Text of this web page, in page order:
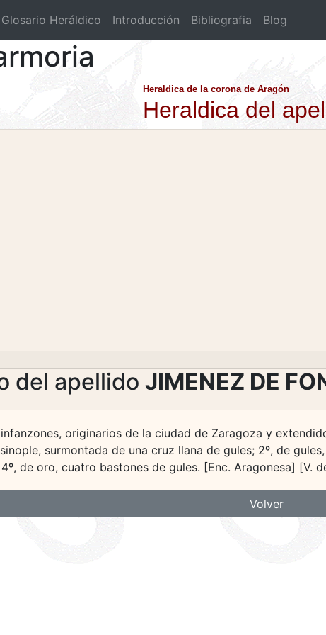
Glosario Heráldico Introducción Bibliografia Blog
Heraldica de la corona de Aragón
Heraldica del
del apellido JIMENEZ DE
originarios de la ciudad de Zaragoza y
surmontada de una cruz llana de gules; 2º, de
de oro, cuatro bastones de gules. [Enc. Aragonesa] [V.
Volver